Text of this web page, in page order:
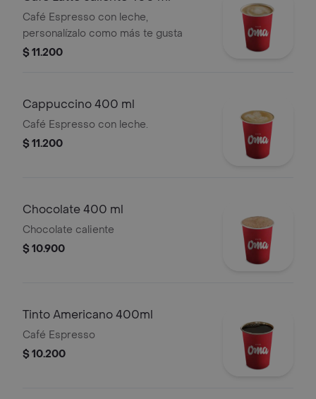
Café Espresso con leche,
personalízalo como más te gusta
$ 11.200
Cappuccino 400 ml
Café Espresso con leche.
$ 11.200
Chocolate 400 ml
Chocolate caliente
$ 10.900
Tinto Americano 400ml
Café Espresso
$ 10.200